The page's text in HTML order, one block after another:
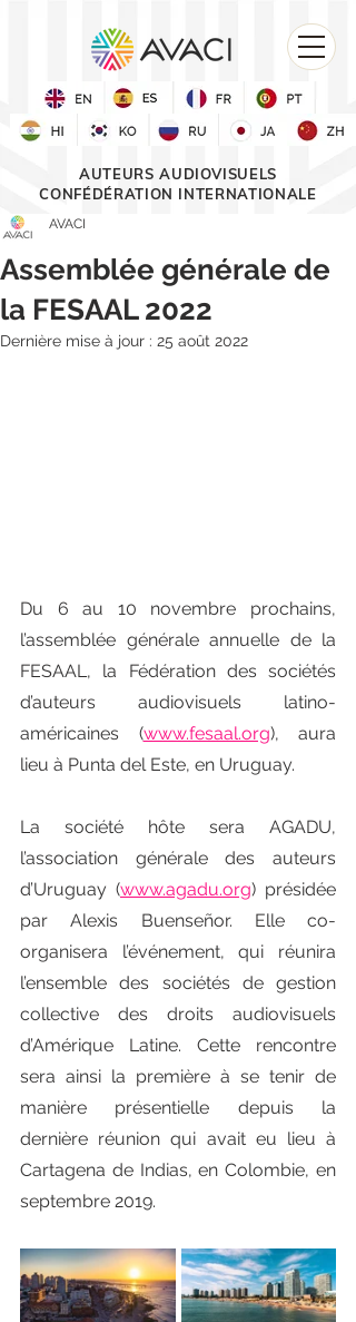
AUTEURS AUDIOVISUELS
CONFÉDÉRATION INTERNATIONALE
Assemblée générale de
la FESAAL 2022
AVACI
Dernière mise à jour : 25 août 2022
Du 6 au 10 novembre prochains,
l’assemblée générale annuelle de la
FESAAL, la Fédération des sociétés
d’auteurs audiovisuels latino-
américaines (www.fesaal.org), aura
lieu à Punta del Este, en Uruguay.
La société hôte sera AGADU,
l’association générale des auteurs
d’Uruguay (www.agadu.org) présidée
par Alexis Buenseñor. Elle co-
organisera l’événement, qui réunira
l’ensemble des sociétés de gestion
collective des droits audiovisuels
d’Amérique Latine. Cette rencontre
sera ainsi la première à se tenir de
manière présentielle depuis la
dernière réunion qui avait eu lieu à
Cartagena de Indias, en Colombie, en
septembre 2019.